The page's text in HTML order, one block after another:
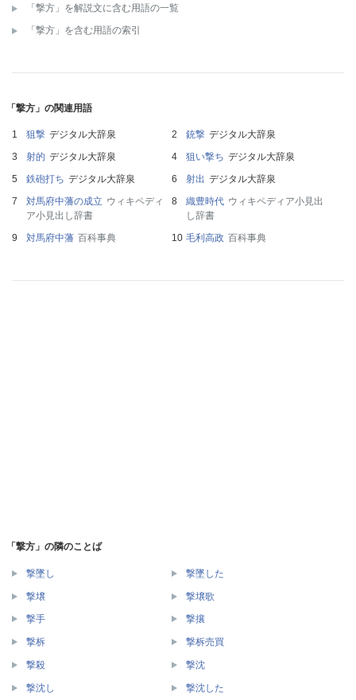
「撃方」を解説文に含む用語の一覧
「撃方」を含む用語の索引
「撃方」の関連用語
狙撃 デジタル大辞泉 銃撃 デジタル大辞泉
射的 デジタル大辞泉 狙い撃ち デジタル大辞泉
鉄砲打ち デジタル大辞泉 射出 デジタル大辞泉
対馬府中藩の成立 ウィキペディ
ア小見出し辞書
織豊時代 ウィキペディア小見出
し辞書
対馬府中藩 百科事典 毛利高政 百科事典
「撃方」の隣のことば
撃墜し 撃墜した
撃壌 撃壌歌
撃手 撃攘
撃柝 撃柝売買
撃殺 撃沈
撃沈し 撃沈した